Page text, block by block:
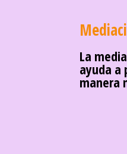
La
ayuda a
manera